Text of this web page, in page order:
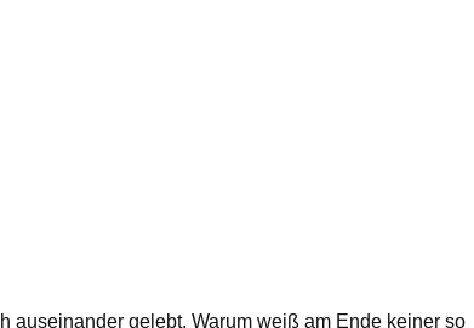
auseinander gelebt. Warum weiß am Ende keiner so